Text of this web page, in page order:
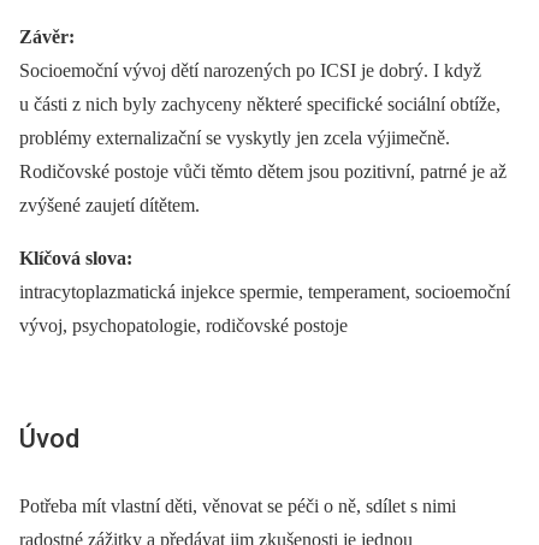
Závěr:
Socioemoční vývoj dětí narozených po ICSI je dobrý. I když
u části z nich byly zachyceny některé specifické sociální obtíže,
problémy externalizační se vyskytly jen zcela výjimečně.
Rodičovské postoje vůči těmto dětem jsou pozitivní, patrné je až
zvýšené zaujetí dítětem.
Klíčová slova:
intracytoplazmatická injekce spermie, temperament, socioemoční
vývoj, psychopatologie, rodičovské postoje
Úvod
Potřeba mít vlastní děti, věnovat se péči o ně, sdílet s nimi
radostné zážitky a předávat jim zkušenosti je jednou